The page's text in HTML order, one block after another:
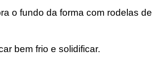
o fundo da forma com rodelas de
bem frio e solidificar.